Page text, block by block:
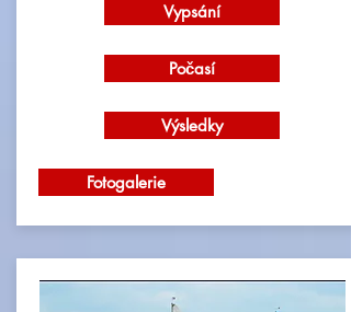
Vypsání
Počasí
Výsledky
Fotogalerie